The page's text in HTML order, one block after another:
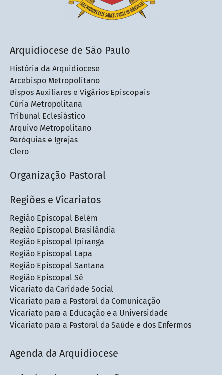
Arquidiocese de São Paulo
História da Arquidiocese
Arcebispo Metropolitano
Bispos Auxiliares e Vigários Episcopais
Cúria Metropolitana
Tribunal Eclesiástico
Arquivo Metropolitano
Paróquias e Igrejas
Clero
Organização Pastoral
Regiões e Vicariatos
Região Episcopal Belém
Região Episcopal Brasilândia
Região Episcopal Ipiranga
Região Episcopal Lapa
Região Episcopal Santana
Região Episcopal Sé
Vicariato da Caridade Social
Vicariato para a Pastoral da Comunicação
Vicariato para a Educação e a Universidade
Vicariato para a Pastoral da Saúde e dos Enfermos
Agenda da Arquidiocese